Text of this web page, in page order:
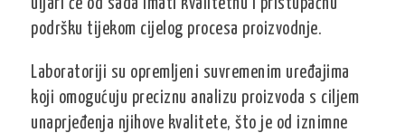
uljari će od sada imati kvalitetnu i pristupačnu
podršku tijekom cijelog procesa proizvodnje.
Laboratoriji su opremljeni suvremenim uređajima
koji omogućuju preciznu analizu proizvoda s ciljem
unaprjeđenja njihove kvalitete, što je od iznimne